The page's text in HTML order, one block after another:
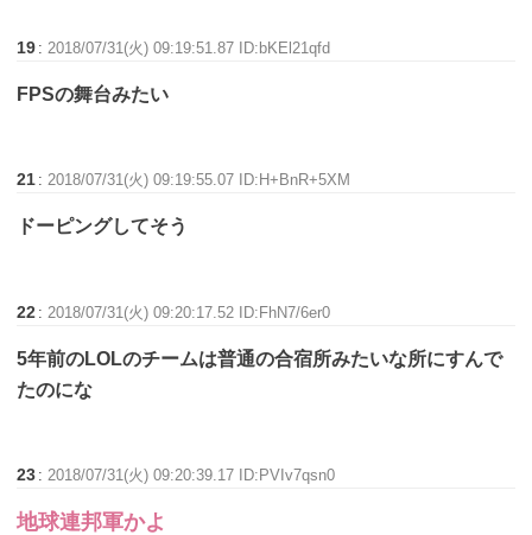
19 :2018/07/31(火) 09:19:51.87 ID:bKEl21qfd
FPSの舞台みたい
21 :2018/07/31(火) 09:19:55.07 ID:H+BnR+5XM
ドーピングしてそう
22 : 2018/07/31(火) 09:20:17.52 ID:FhN7/6er0
5年前のLOLのチームは普通の合宿所みたいな所にすんで
たのにな
23 : 2018/07/31(火) 09:20:39.17 ID:PVIv7qsn0
地球連邦軍かよ